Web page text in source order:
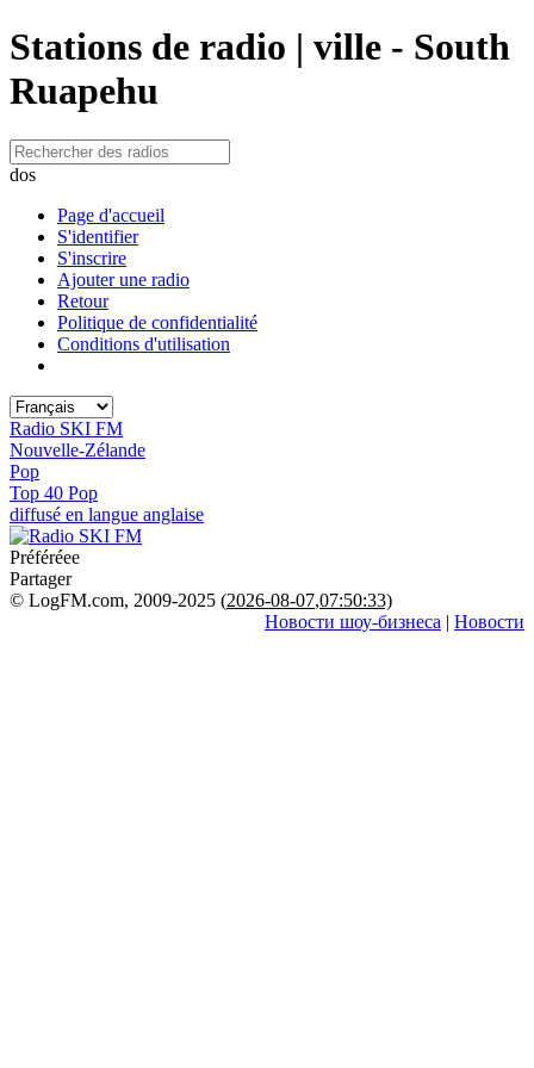
Stations de radio | ville - South
Ruapehu
dos
Page d'accueil
S'identifier
S'inscrire
Ajouter une radio
Retour
Politique de confidentialité
Conditions d'utilisation
Radio SKI FM
Nouvelle-Zélande
Pop
Top 40 Pop
diffusé en langue anglaise
Préféréeе
Partager
© LogFM.com, 2009-2025 (2026-08-07,07:50:33)
Новости шоу-бизнеса | Новости